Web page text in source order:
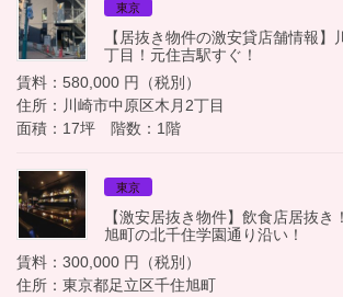
東京
【居抜き物件の激安貸店舗情報】
丁目！元住吉駅すぐ！
賃料：580,000 円（税別）
住所：川崎市中原区木月2丁目
面積：17坪 階数：1階
東京
【激安居抜き物件】飲食店居抜き
旭町の北千住学園通り沿い！
賃料：300,000 円（税別）
住所：東京都足立区千住旭町